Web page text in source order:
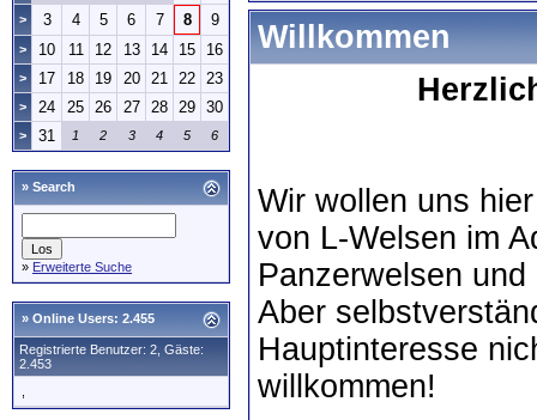
> 3 4 5 6 7 8 9
> 10 11 12 13 14 15 16
> 17 18 19 20 21 22 23
> 24 25 26 27 28 29 30
> 31 1 2 3 4 5 6
» Search
» Erweiterte Suche
» Online Users: 2.455
Registrierte Benutzer: 2, Gäste:
2.453
Willkommen
Wir wollen uns
von L-Welsen im
Panzerwelsen
Aber
Hauptinteresse
willkommen!